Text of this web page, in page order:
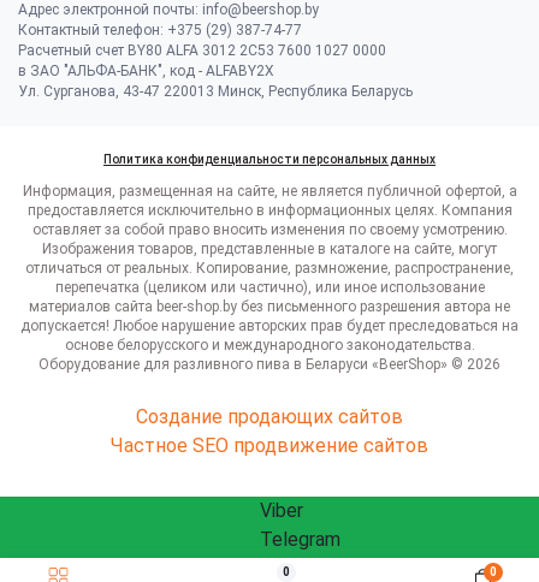
0 0
Адрес электронной почты: info@beershop.by
Контактный телефон: +375 (29) 387-74-77
Расчетный счет BY80 ALFA 3012 2C53 7600 1027 0000
в ЗАО "АЛЬФА-БАНК", код - ALFABY2X
Ул. Сурганова, 43-47 220013 Минск, Республика Беларусь
Политика конфиденциальности персональных данных
Информация, размещенная на сайте, не является публичной офертой, а
предоставляется исключительно в информационных целях. Компания
оставляет за собой право вносить изменения по своему усмотрению.
Изображения товаров, представленные в каталоге на сайте, могут
отличаться от реальных. Копирование, размножение, распространение,
перепечатка (целиком или частично), или иное использование
материалов сайта beer-shop.by без письменного разрешения автора не
допускается! Любое нарушение авторских прав будет преследоваться на
основе белорусского и международного законодательства.
Оборудование для разливного пива в Беларуси «BeerShop» © 2026
Создание продающих сайтов
Частное SEO продвижение сайтов
Viber
Telegram
WhatsApp